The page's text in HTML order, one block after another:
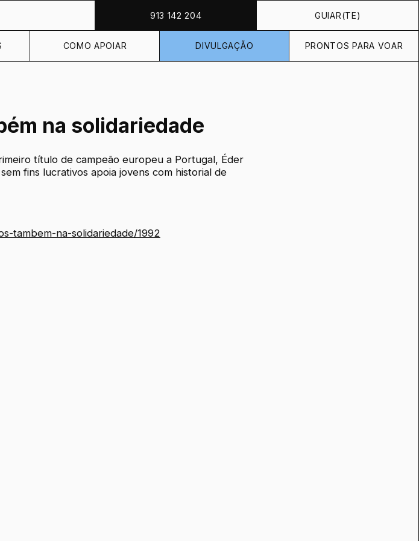
913 142 204 GUIAR(TE)
COMO APOIAR DIVULGAÇÃO PRONTOS PARA VOAR
na solidariedade
título de campeão europeu a Portugal, Éder
fins lucrativos apoia jovens com historial de
tambem-na-solidariedade/1992